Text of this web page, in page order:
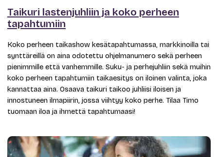
Taikuri lastenjuhliin ja koko perheen
tapahtumiin
Koko perheen taikashow kesätapahtumassa, markkinoilla tai
synttäreillä on aina odotettu ohjelmanumero sekä perheen
pienimmille että vanhemmille. Suku- ja perhejuhliin sekä muihin
koko perheen tapahtumiin taikaesitys on iloinen valinta, joka
kannattaa aina. Osaava taikuri taikoo juhliisi iloisen ja
innostuneen ilmapiirin, jossa viihtyy koko perhe. Tilaa Timo
tuomaan iloa ja ihmettä tapahtumaasi!